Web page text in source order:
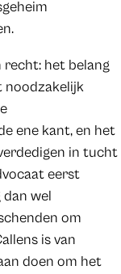
recht: het belang
noodzakelijk
ene kant, en het
in tucht
eerst
dan wel
om
is van
doen om het